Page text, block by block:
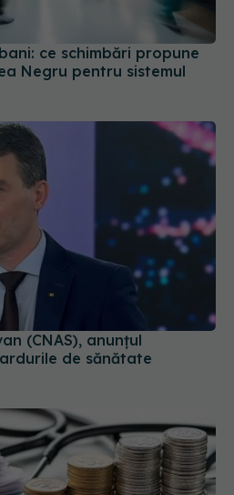
ce schimbări propune
Negru pentru sistemul
(CNAS), anunțul
de sănătate